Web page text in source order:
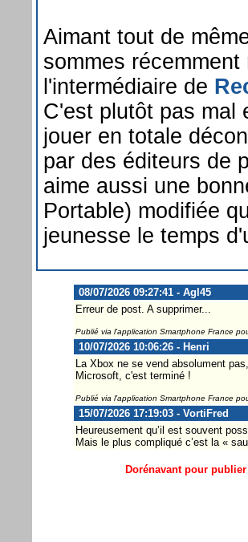
Aimant tout de
sommes
l'intermédiaire de
C'est plutôt pas mal
jouer en totale
par des éditeurs de
aime aussi une
Portable) modifiée
jeunesse le temps
08/07/2026 09:27:41 - Agl45
Erreur de post. A supprimer...
Publié via l'application Smartphone France
10/07/2026 10:06:26 - Henri
La Xbox ne se vend absolument
Microsoft, c'est terminé !
Publié via l'application Smartphone France
15/07/2026 17:19:03 - VortiFred
Heureusement qu’il est souvent
Mais le plus compliqué c’est la «
Dorénavant pour